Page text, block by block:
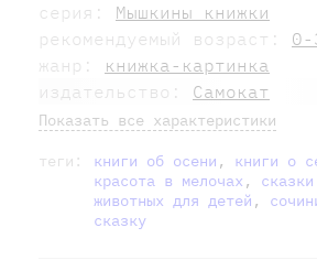
серия: Мышкины книжки
рекомендуемый возраст: 0-
жанр: книжка-картинка
издательство: Самокат
Показать все характеристики
теги: книги об осени , книги о
красота в мелочах ,
животных для детей ,
сказку